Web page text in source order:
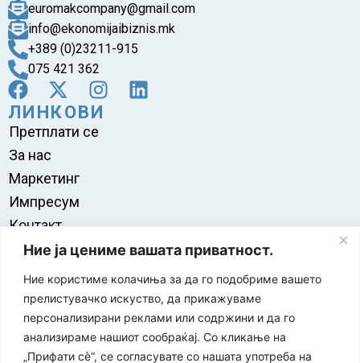
Ние ја цениме вашата приватност.
Ние користиме колачиња за да го подобриме вашето
прелистувачко искуство, да прикажуваме
персонализирани реклами или содржини и да го
анализираме нашиот сообраќај. Со кликање на
„Прифати сè“, се согласувате со нашата употреба на
euromakcompany@gmail.com
info@ekonomijaibiznis.mk
+389 (0)23211-915
075 421 362
ЛИНКОВИ
Претплати се
За нас
Маркетинг
Импресум
Контакт
Правила на користење